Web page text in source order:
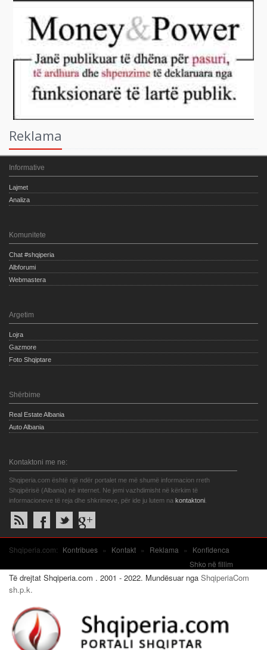
Reklama
Informative
Lajmet
Analiza
Komunitete
Chat #shqiperia
Albforumi
Webmastera
Argetim
Lojra
Gazmore
Foto Shqiptare
Shërbime
Real Estate Albania
Auto Albania
Kontaktoni me ne:
Shqiperia.com është një ndër portalet me më shumë informacion rreth
Shqipërisë (Albania) në internet. Ne jemi vazhdimisht në kërkim të
informacioneve të reja dhe shkrimeve, për ide ju lutem na kontaktoni
Shqiperia.com: Kontribues » Kontakt » Reklama »
Konfidenca
Shko në fillim
Të drejtat Shqiperia.com . 2001 - 2022. Mundësuar nga ShqiperiaCom
sh.p.k.